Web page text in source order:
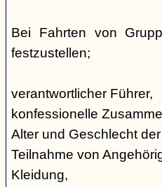
Bei Fahrten von
festzustellen;
verantwortlicher Führer,
konfessionelle
Alter und Geschlecht
Teilnahme von
Kleidung,